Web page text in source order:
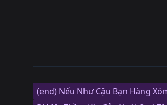
(end) Nếu Như Cậu Bạn Hàng